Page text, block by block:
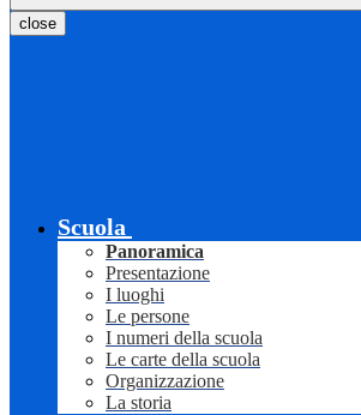
close
Scuola
Panoramica
Presentazione
I luoghi
Le persone
I numeri della scuola
Le carte della scuola
Organizzazione
La storia